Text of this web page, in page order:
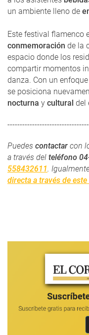
un ambiente lleno de
Este festival flamenco
conmemoración de la
espacio donde los
compartir momentos
danza. Con un
se posiciona
nocturna y cultural del
Puedes contactar con
a través del teléfono
558432611.
directa a través de este